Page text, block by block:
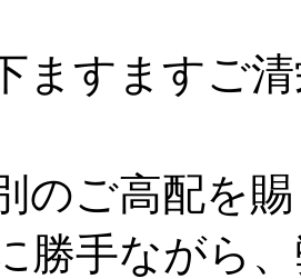
すますご清
のご高配を
勝手ながら